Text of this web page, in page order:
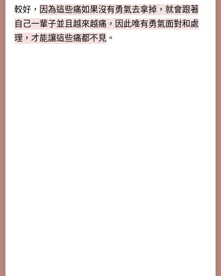
較好， 因為這些痛如果沒有勇氣去拿掉，就會跟著
自己一輩子並且越來越痛，因此唯有勇氣面對和處
理，才能讓這些痛都不見 。